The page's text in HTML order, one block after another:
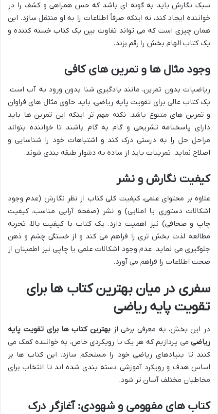
سبک نگارش باید به گونه ای باشد که حس همراهی و کشف را در
خواننده ایجاد کند، نه اینکه صرفاً اطلاعات را به او منتقل سازد. این
همان چیزی است که می تواند تفاوت بین یک کتاب خسته کننده و
یک کتاب الهام بخش را رقم بزند.
وجود مثال ها و تمرین های کافی
ریاضیات بدون تمرین، مانند یادگیری شنا بدون ورود به آب است.
یک کتاب عالی برای تقویت پایه ریاضی، باید حاوی مثال های فراوان
و تمرین های متنوع باشد. نکته مهم تر اینکه این تمرین ها باید
دارای پاسخنامه تشریحی و گام به گام باشند تا خواننده بتواند
مراحل حل را به درستی درک کند و اشتباهات خود را شناسایی و
اصلاح نماید. تمرینات باید از ساده به دشوار طبقه بندی شوند.
کیفیت نگارش و نشر
علاوه بر محتوای علمی، کیفیت کلی کتاب از نظر نگارش (عدم وجود
اشکالات دستوری یا املایی) و نشر (صفحه آرایی مناسب، کیفیت
چاپ و صحافی) نیز اهمیت دارد. یک کتاب با کیفیت بالا، تجربه
مطالعه لذت بخش تری را فراهم می کند و از خستگی چشم و ذهن
جلوگیری می نماید. عدم وجود اشکالات علمی یا چاپی نیز اطمینان از
صحت اطلاعات را فراهم می آورد.
سفری در میان بهترین کتاب ها برای
تقویت پایه ریاضی
در این بخش، به معرفی برخی ازبهترین کتاب ها برای تقویت پایه
ریاضی می پردازیم که هر یک با رویکردی خاص، به خواننده کمک می
کنند تا بنیادهای ریاضی خود را مستحکم سازد. این کتاب ها بر
اساس هدف و رویکرد آموزشی دسته بندی شده اند تا انتخاب برای
مخاطبان مختلف آسان تر شود.
کتاب های مفهومی و شهودی: آغازگر درک